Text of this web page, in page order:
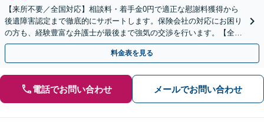
【来所不要／全国対応】相談料・着手金0円で適正な慰謝料獲得から
後遺障害認定まで徹底的にサポートします。保険会社の対応にお困り
の方も、経験豊富な弁護士が最後まで強気の交渉を行います。【全国
13拠点】お気軽にご相談ください。
料金表を見る
電話でお問い合わせ メールでお問い合わせ